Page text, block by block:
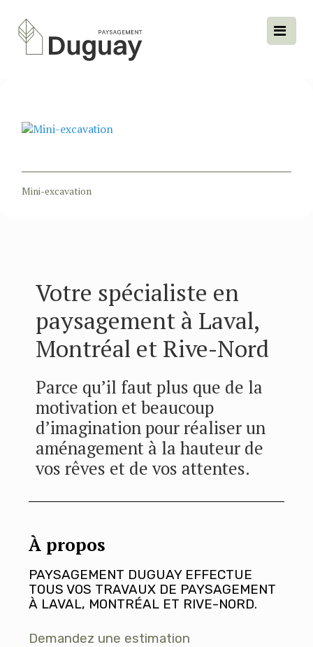
Mini-excavation
Votre spécialiste en
paysagement à Laval,
Montréal et Rive-Nord
Parce qu’il faut plus que de la
motivation et beaucoup
d’imagination pour réaliser un
aménagement à la hauteur de
vos rêves et de vos attentes.
À propos
PAYSAGEMENT DUGUAY EFFECTUE
TOUS VOS TRAVAUX DE PAYSAGEMENT
À LAVAL, MONTRÉAL ET RIVE-NORD.
Demandez une estimation